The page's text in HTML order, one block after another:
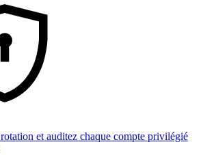
et auditez chaque compte privilégié